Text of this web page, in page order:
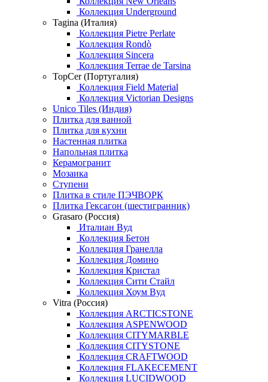
Коллекция Underground
Tagina (Италия)
Коллекция Pietre Perlate
Коллекция Rondò
Коллекция Sincera
Коллекция Terrae de Tarsina
TopCer (Португалия)
Коллекция Field Material
Коллекция Victorian Designs
Unico Tiles (Индия)
Плитка для ванной
Плитка для кухни
Настенная плитка
Напольная плитка
Керамогранит
Мозаика
Ступени
Плитка в стиле ПЭЧВОРК
Плитка Гексагон (шестигранник)
Grasaro (Россия)
Италиан Вуд
Коллекция Бетон
Коллекция Гранелла
Коллекция Домино
Коллекция Кристал
Коллекция Сити Стайл
Коллекция Хоум Вуд
Vitra (Россия)
Коллекция ARCTICSTONE
Коллекция ASPENWOOD
Коллекция CITYMARBLE
Коллекция CITYSTONE
Коллекция CRAFTWOOD
Коллекция FLAKECEMENT
Коллекция LUCIDWOOD